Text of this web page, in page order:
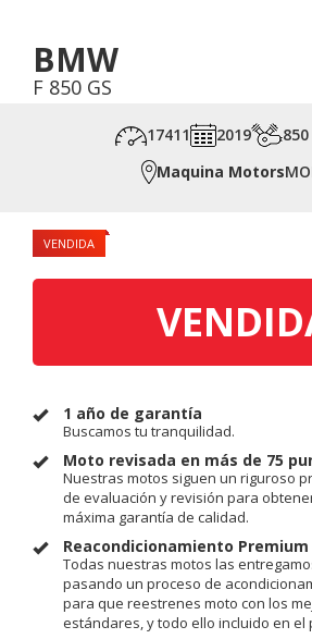
BMW
F 850 GS
17411 2019 850
Maquina Motors
VENDIDA
1 año de garantía
Buscamos tu tranquilidad.
Moto revisada en más de 75
Nuestras motos siguen un riguroso
de evaluación y revisión para
máxima garantía de calidad.
Reacondicionamiento Premium
Todas nuestras motos las
pasando un proceso de
para que reestrenes moto con los
estándares, y todo ello incluido en el